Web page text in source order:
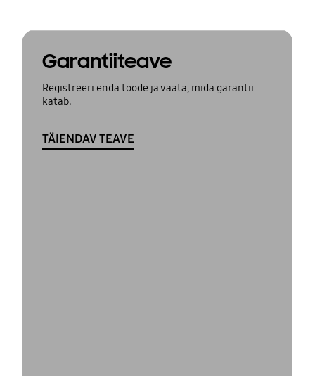
Garantiiteave
Registreeri enda toode ja vaata, mida garantii
katab.
TÄIENDAV TEAVE